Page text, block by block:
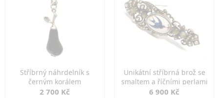
Stříbrný náhrdelník s
černým korálem
2 700 Kč
Unikátní stříbrná brož se
smaltem a říčními perlami
6 900 Kč